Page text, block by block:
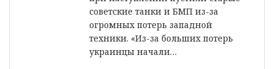
советские танки и БМП из-за
огромных потерь западной
техники. «Из-за больших потерь
украинцы начали…